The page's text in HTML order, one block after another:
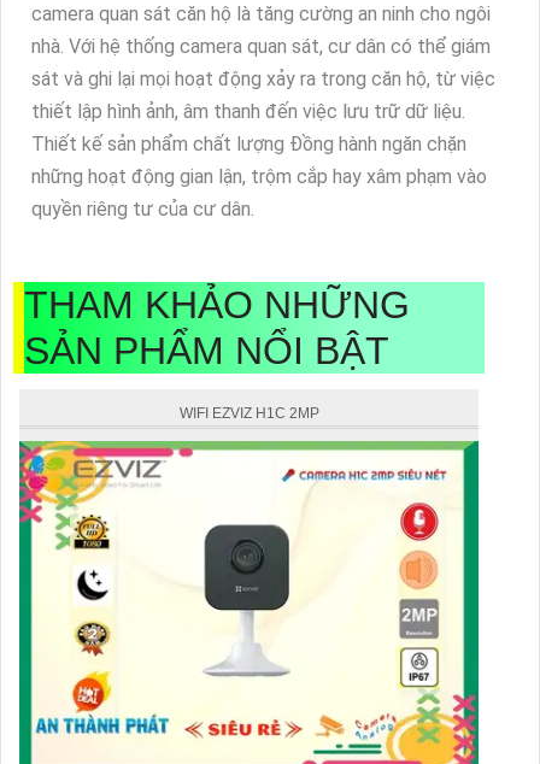
camera quan sát căn hộ là tăng cường an ninh cho ngôi
nhà. Với hệ thống camera quan sát, cư dân có thể giám
sát và ghi lại mọi hoạt động xảy ra trong căn hộ, từ việc
thiết lập hình ảnh, âm thanh đến việc lưu trữ dữ liệu.
Thiết kế sản phẩm chất lượng Đồng hành ngăn chặn
những hoạt động gian lận, trộm cắp hay xâm phạm vào
quyền riêng tư của cư dân.
THAM KHẢO NHỮNG
SẢN PHẨM NỔI BẬT
WIFI EZVIZ H1C 2MP